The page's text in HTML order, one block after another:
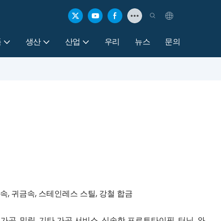
생산 산업 우리 뉴스 문의
, 귀금속, 스테인레스 스틸, 강철 합금